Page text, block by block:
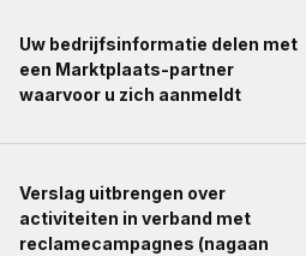
Uw bedrijfsinformatie delen met
een Marktplaats-partner
waarvoor u zich aanmeldt
Verslag uitbrengen over
activiteiten in verband met
reclamecampagnes (nagaan